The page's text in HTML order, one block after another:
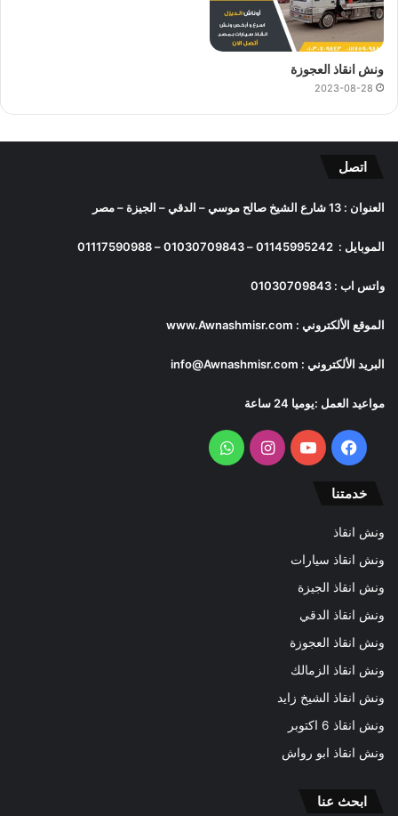
ونش انقاذ العجوزة
2023-08-28
اتصل
العنوان : 13 شارع الشيخ صالح موسي – الدقي – الجيزة – مصر
الموبايل : 01145995242
–
01030709843
–
01117590988
واتس اب : 01030709843
الموقع الألكتروني : www.Awnashmisr.com
البريد الألكتروني : info@Awnashmisr.com
مواعيد العمل :يوميا 24 ساعة
فيسبوكيوتيوب انستقرامواتساب
خدمتنا
ونش انقاذ
ونش انقاذ سيارات
ونش انقاذ الجيزة
ونش انقاذ الدقي
ونش انقاذ العجوزة
ونش انقاذ الزمالك
ونش انقاذ الشيخ زايد
ونش انقاذ 6 اكتوبر
ونش انقاذ ابو رواش
ابحث عنا